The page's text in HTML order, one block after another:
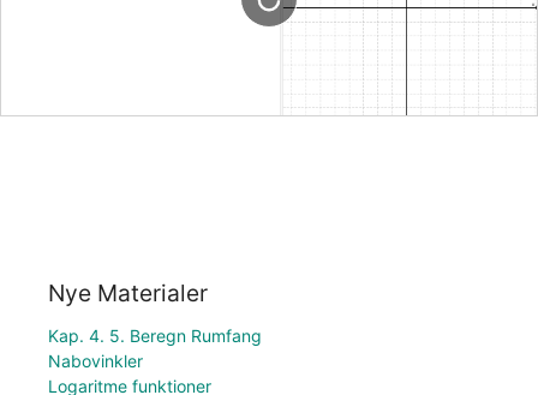
Nye Materialer
Kap. 4. 5. Beregn Rumfang
Nabovinkler
Logaritme funktioner